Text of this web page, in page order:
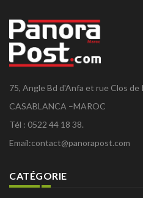
75, Angle Bd d'Anfa et rue Clos de
CASABLANCA –MAROC
Tél : 0522 44 18 38.
Email:contact@panorapost.com
CATÉGORIE